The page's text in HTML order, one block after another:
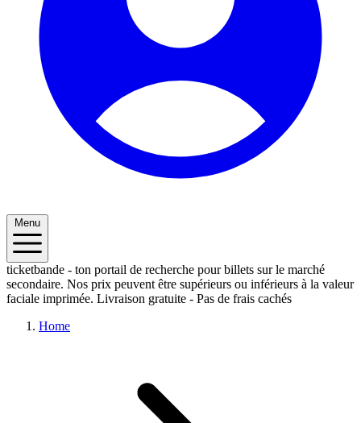
Menu
ticketbande - ton portail de recherche pour billets sur le marché
secondaire. Nos prix peuvent être supérieurs ou inférieurs à la valeur
faciale imprimée. Livraison gratuite - Pas de frais cachés
Home